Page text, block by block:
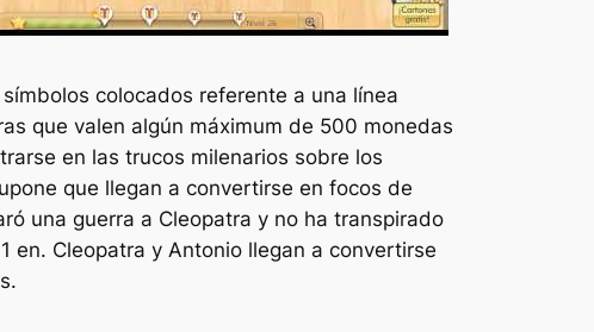
colocados referente a una línea
que valen algún máximum de 500 monedas
en las trucos milenarios sobre los
que llegan a convertirse en focos de
una guerra a Cleopatra y no ha transpirado
Cleopatra y Antonio llegan a convertirse